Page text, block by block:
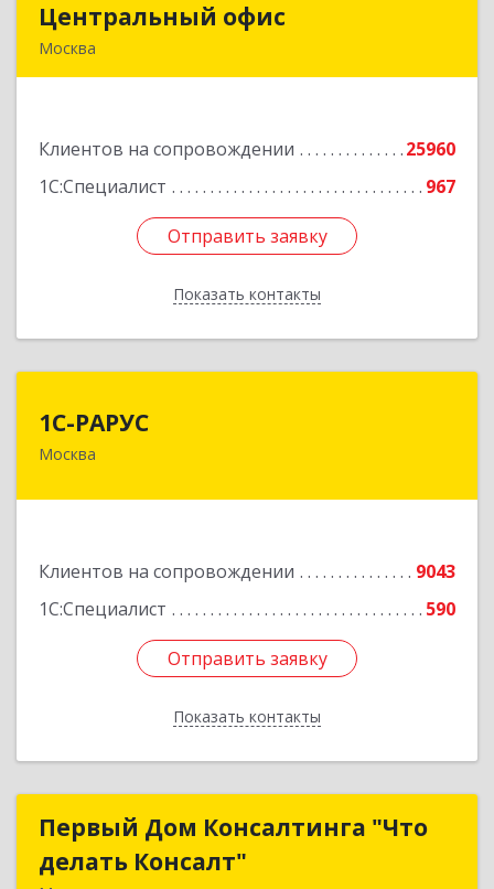
Центральный офис
Москва
Клиентов на сопровождении
25960
1С:Специалист
967
Отправить заявку
Показать контакты
Центральный офис
Отправить заявку
Назад
1С-РАРУС
Москва
Клиентов на сопровождении
9043
1С:Специалист
590
Отправить заявку
Показать контакты
127434, Москва г, Дмитровское ш, дом № 9Б
Отправить заявку
Назад
Первый Дом Консалтинга "Что
делать Консалт"
Первый Дом Консалтинга "Что